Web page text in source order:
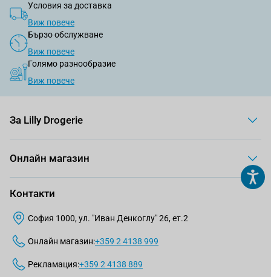
Условия за доставка
Виж повече
Бързо обслужване
Виж повече
Голямо разнообразие
Виж повече
За Lilly Drogerie
Онлайн магазин
Контакти
София 1000, ул. "Иван Денкоглу" 26, ет.2
Онлайн магазин:+359 2 4138 999
Рекламация:+359 2 4138 889